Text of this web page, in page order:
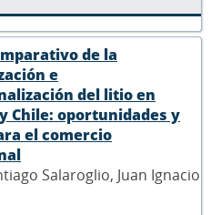
de la
e
del litio en
Chile: oportunidades y
el comercio
Salaroglio, Juan Ignacio